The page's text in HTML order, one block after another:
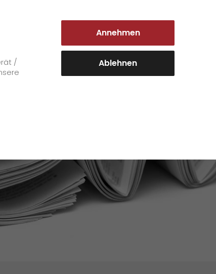
Login Kundenportal
>
Offene Stellen
Initiativbewerbung bei GO!
Initiativbewerbung als Kurier
/
Annehmen
Ablehnen